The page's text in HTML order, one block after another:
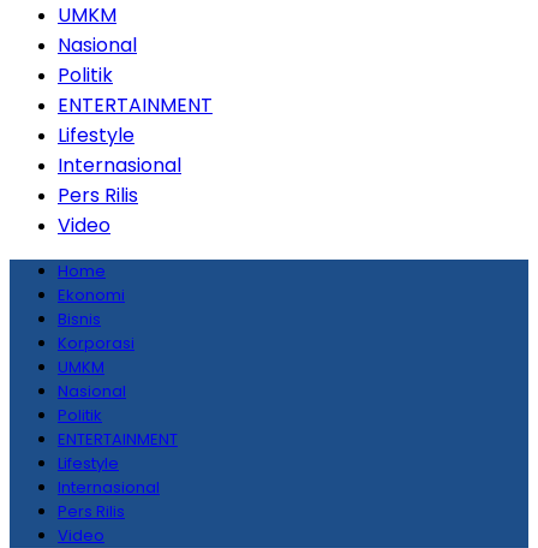
UMKM
Nasional
Politik
ENTERTAINMENT
Lifestyle
Internasional
Pers Rilis
Video
Home
Ekonomi
Bisnis
Korporasi
UMKM
Nasional
Politik
ENTERTAINMENT
Lifestyle
Internasional
Pers Rilis
Video